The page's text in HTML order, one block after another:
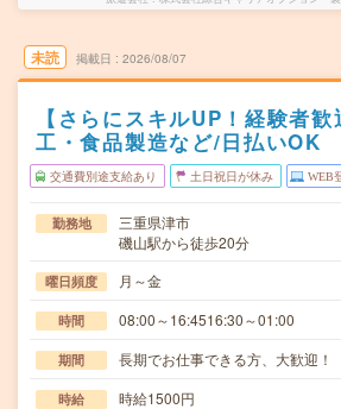
未読 掲載日 2026/08/07
【さらにスキルUP！経験者
工・食品製造など/日払いOK
交通費別途支給あり 土日祝日が休み WEB
勤務地
三重県津市
磯山駅から徒歩20分
曜日頻度 月～金
時間 08:00～16:4516:30～01:00
期間 長期でお仕事できる方、大歓迎！
時給 時給1500円